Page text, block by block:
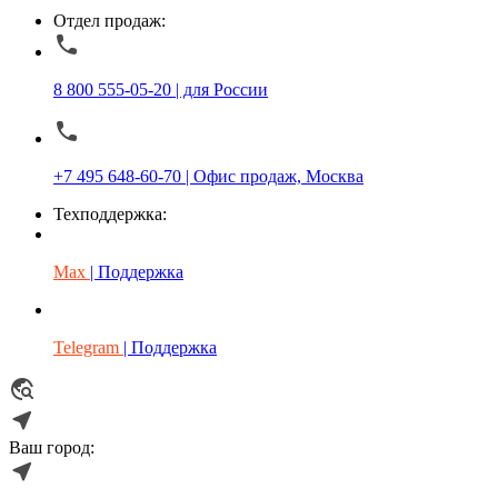
Отдел продаж:
8 800 555-05-20 | для России
+7 495 648-60-70 | Офис продаж, Москва
Техподдержка:
Max | Поддержка
Telegram | Поддержка
Ваш город: